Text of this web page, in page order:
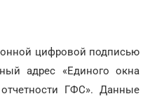
цифровой подписью
адрес «Единого окна
ГФС». Данные